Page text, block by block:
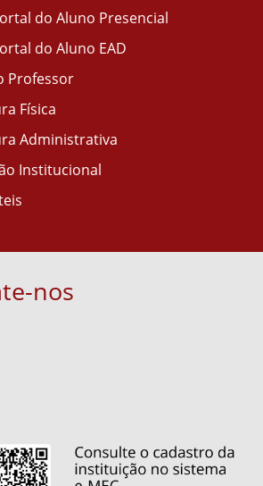
do Aluno Presencial
do Aluno EAD
Professor
Física
Administrativa
Institucional
nos